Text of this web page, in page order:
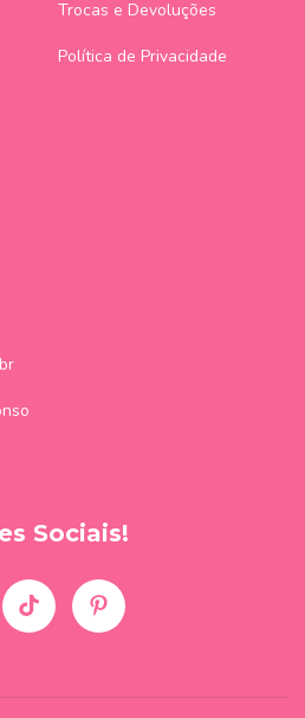
Trocas e Devoluções
Política de Privacidade
Sociais!